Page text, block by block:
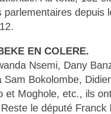
depuis
EN COLERE.
Nsemi, Dany
Bokolombe,
et Moghole, etc., ils
le député Franck